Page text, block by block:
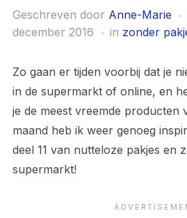
Geschreven door Anne-Marie
december 2016
in zonder
Zo gaan er tijden voorbij dat je
in de supermarkt of online, en
je de meest vreemde producten
maand heb ik weer genoeg
deel 11 van nutteloze pakjes en
supermarkt!